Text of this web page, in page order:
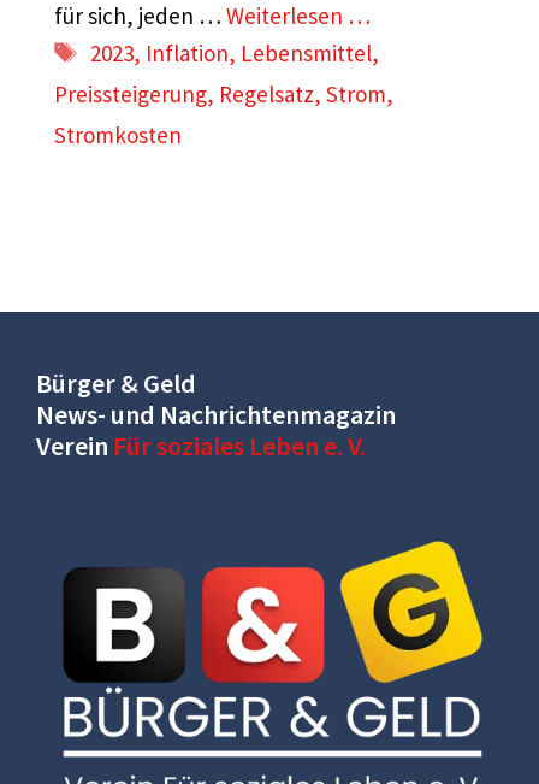
für sich, jeden … Weiterlesen …
Schlagwörter
2023, Inflation, Lebensmittel,
Preissteigerung, Regelsatz, Strom,
Stromkosten
Bürger & Geld
News- und Nachrichtenmagazin
Verein Für soziales Leben e. V.